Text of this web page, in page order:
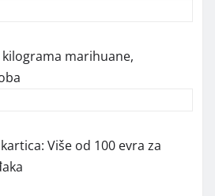
marihuane,
Više od 100 evra za